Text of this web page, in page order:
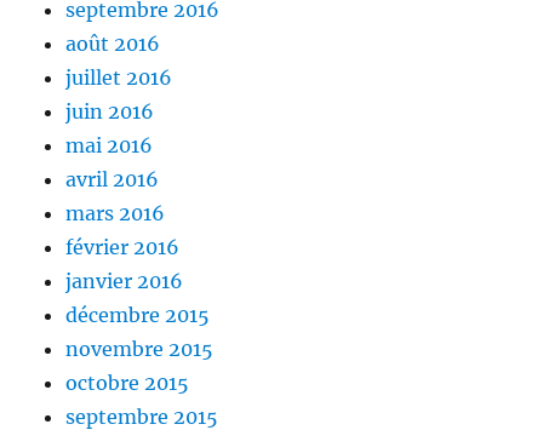
septembre 2016
août 2016
juillet 2016
juin 2016
mai 2016
avril 2016
mars 2016
février 2016
janvier 2016
décembre 2015
novembre 2015
octobre 2015
septembre 2015